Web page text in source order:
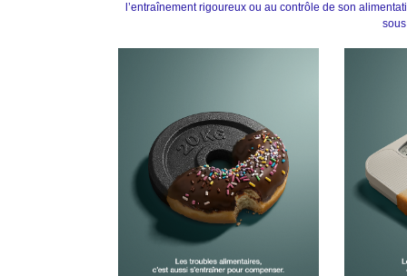
l’entraînement rigoureux ou au contrôle de son